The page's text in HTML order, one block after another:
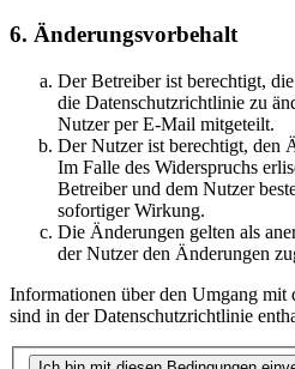
6. Änderungsvorbehalt
Der Betreiber ist berechtigt,
die Datenschutzrichtlinie zu
Nutzer per E-Mail mitgeteilt.
Der Nutzer ist berechtigt, den
Im Falle des Widerspruchs
Betreiber und dem Nutzer
sofortiger Wirkung.
Die Änderungen gelten als
der Nutzer den Änderungen
Informationen über den Umgang mit
sind in der Datenschutzrichtlinie